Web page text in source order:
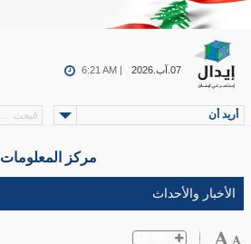
07.آب.2026 6:21 AM |
أريد أن
مركز المعلومات